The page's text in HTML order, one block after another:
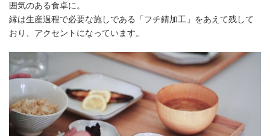
囲気のある食卓に。
縁は生産過程で必要な施しである「フチ錆加工」をあえて残して
おり、アクセントになっています。